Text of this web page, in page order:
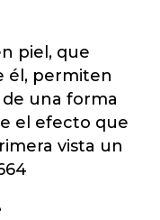
piel, que
él, permiten
una forma
el efecto que
vista un